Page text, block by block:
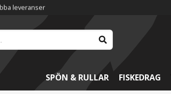
över 699 kr
SPÖN & RULLAR FISKEDRAG